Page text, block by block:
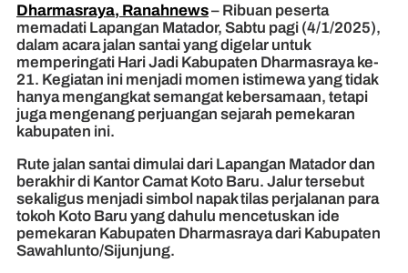
Dharmasraya, Ranahnews– Ribuan peserta
memadati Lapangan Matador, Sabtu pagi (4/1/2025),
dalam acara jalan santai yang digelar untuk
memperingati Hari Jadi Kabupaten Dharmasraya ke-
21. Kegiatan ini menjadi momen istimewa yang tidak
hanya mengangkat semangat kebersamaan, tetapi
juga mengenang perjuangan sejarah pemekaran
kabupaten ini.
Rute jalan santai dimulai dari Lapangan Matador dan
berakhir di Kantor Camat Koto Baru. Jalur tersebut
sekaligus menjadi simbol napak tilas perjalanan para
tokoh Koto Baru yang dahulu mencetuskan ide
pemekaran Kabupaten Dharmasraya dari Kabupaten
Sawahlunto/Sijunjung.